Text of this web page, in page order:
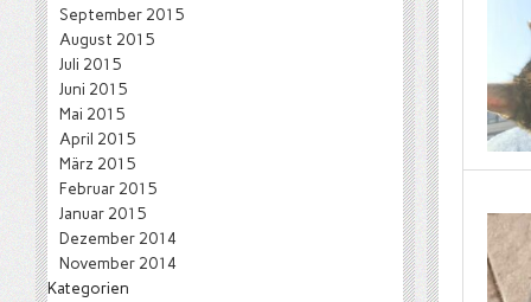
September 2015
August 2015
Juli 2015
Juni 2015
Mai 2015
April 2015
März 2015
Februar 2015
Januar 2015
Dezember 2014
November 2014
Kategorien